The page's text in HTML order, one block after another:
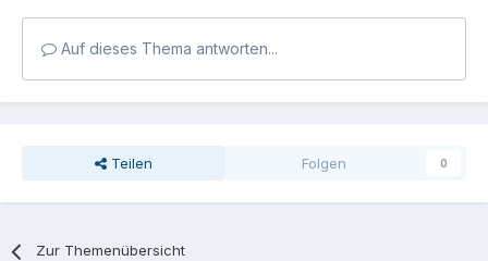
Auf dieses Thema antworten...
Teilen Folgen 0
Zur Themenübersicht